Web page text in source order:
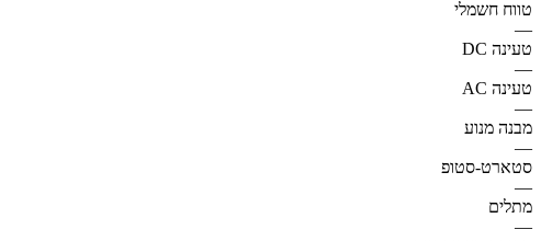
טווח חשמלי
—
טעינה DC
—
טעינה AC
—
מבנה מנוע
—
סטארט-סטופ
—
מתלים
—